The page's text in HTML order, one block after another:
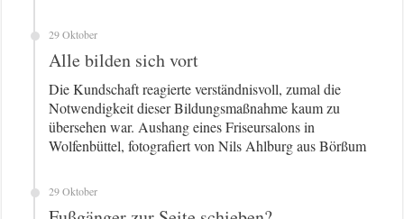
29 Oktober
Alle bilden sich vort
Die Kundschaft reagierte verständnisvoll, zumal die
Notwendigkeit dieser Bildungsmaßnahme kaum zu
übersehen war. Aushang eines Friseursalons in
Wolfenbüttel, fotografiert von Nils Ahlburg aus Börßum
29 Oktober